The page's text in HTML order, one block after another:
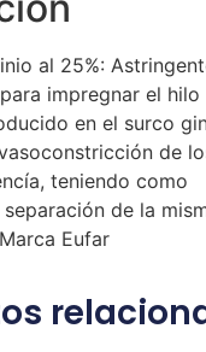
al 25%:
impregnar el
en el surco
de
teniendo como
de la
Eufar